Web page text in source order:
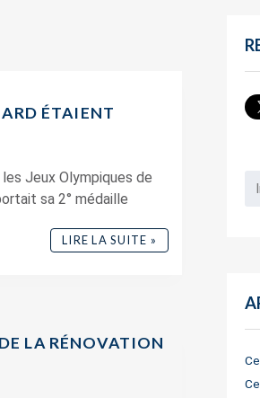
ÉTAIENT
Jeux Olympiques de
sa 2° médaille
LIRE LA SUITE »
LA RÉNOVATION